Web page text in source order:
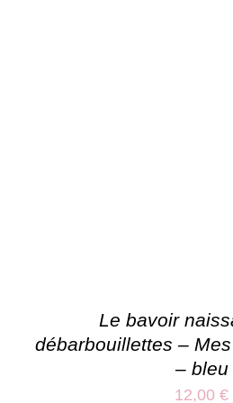
Le bavoir
débarbouillettes –
– bleu
12,00 €